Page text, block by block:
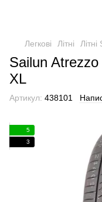
Легкові Літні
Sailun
XL
Артикул: 438101
5
3